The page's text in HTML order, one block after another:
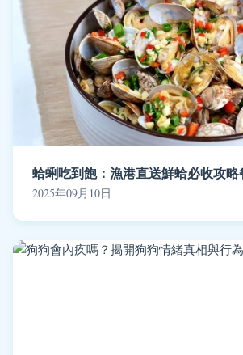
蛤蜊吃到飽：漁港直送鮮蛤必收攻
2025年09月10日